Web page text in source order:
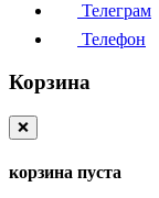
Телеграм
Телефон
Корзина
❌
корзина пуста